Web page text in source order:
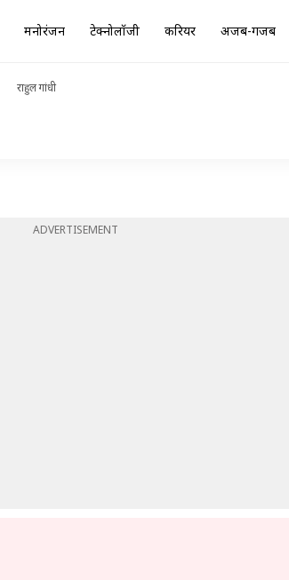
मनोरंजन टेक्नोलॉजी करियर अजब-गजब
राहुल गांधी
ADVERTISEMENT